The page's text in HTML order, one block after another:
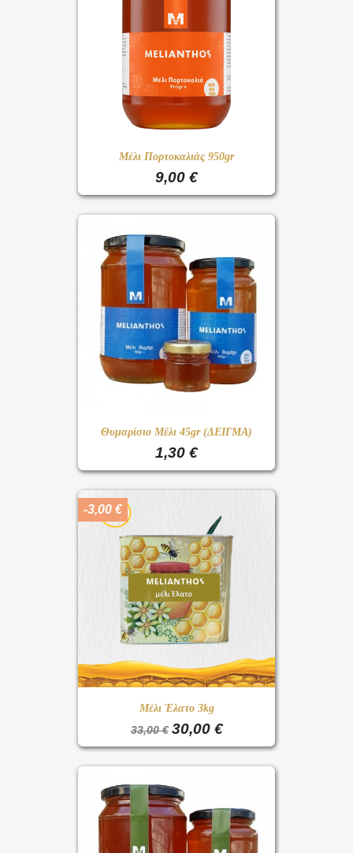
Μέλι Πορτοκαλιάς 950gr
9,00 €
Θυμαρίσιο Μέλι 45gr (ΔΕΙΓΜΑ)
1,30 €
Μέλι Έλατο 3kg
33,00 € 30,00 €
-3,00 €